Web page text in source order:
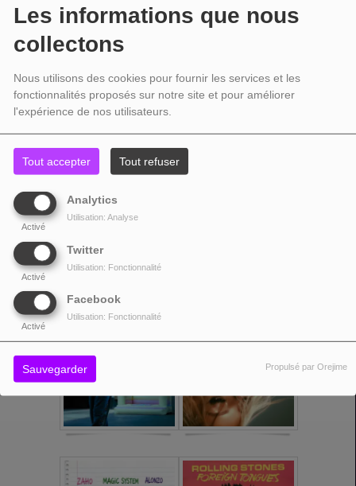
Les informations que nous
collectons
Nous utilisons des cookies pour fournir les services et les
fonctionnalités proposés sur notre site et pour améliorer
l'expérience de nos utilisateurs.
Tout accepter Tout refuser
Analytics
Activé
Utilisation: Analyse
Twitter
Activé
Utilisation: Fonctionnalité
Facebook
Activé
Utilisation: Fonctionnalité
Sauvegarder Propulsé par Orejime